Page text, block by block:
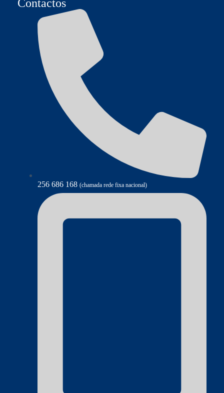
Contactos
256 686 168 (chamada rede fixa nacional)